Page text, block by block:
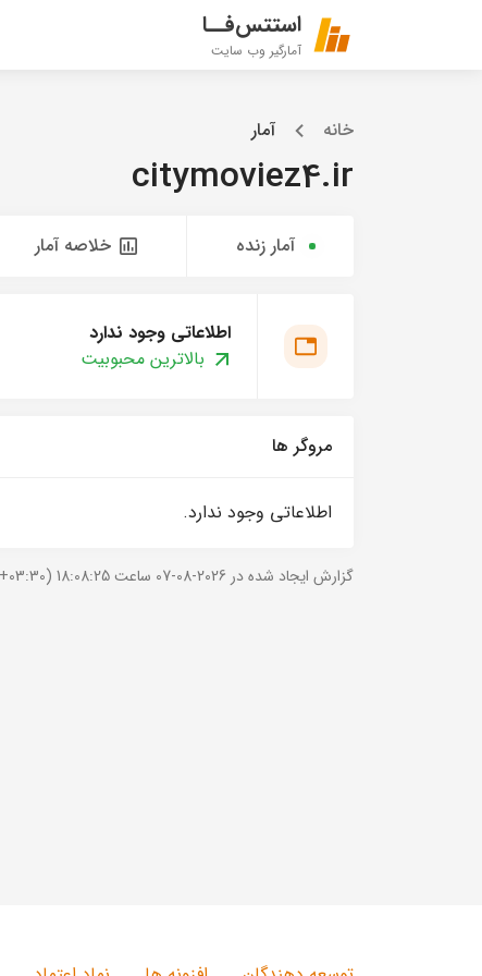
استتس‌فــا
آمارگیر وب سایت
خانه آمار
citymoviez4.ir
آمار زنده خلاصه آمار
اطلاعاتی وجود ندارد
بالاترین محبوبیت
مروگر ها
اطلاعاتی وجود ندارد.
گزارش ایجاد شده در 2026-08-07 ساعت 18:08:25 (UTC +03:30).